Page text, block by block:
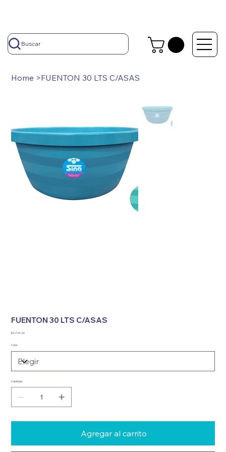
Buscar
Home >FUENTON 30 LTS C/ASAS
FUENTON 30 LTS C/ASAS
Precio
$ 6.724,29
Color
Cantidad
Agregar al carrito